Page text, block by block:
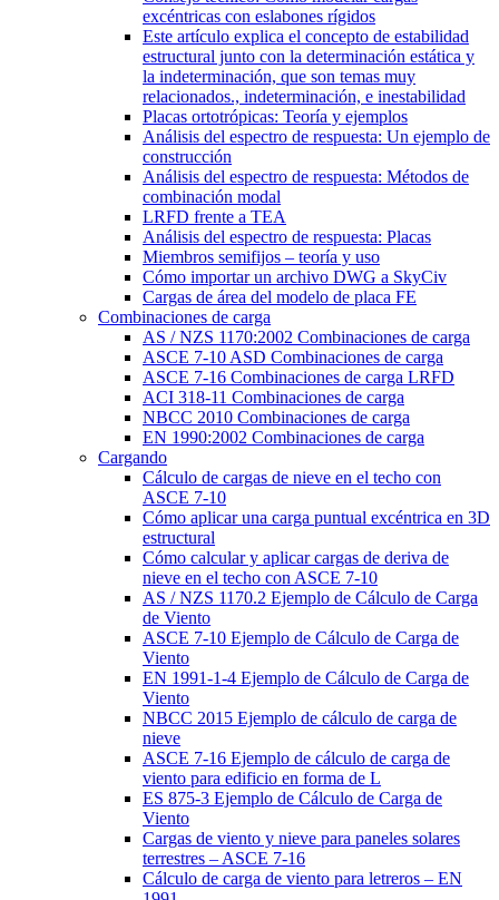
excéntricas con eslabones rígidos
Este artículo explica el concepto de estabilidad
estructural junto con la determinación estática y
la indeterminación, que son temas muy
relacionados., indeterminación, e inestabilidad
Placas ortotrópicas: Teoría y ejemplos
Análisis del espectro de respuesta: Un ejemplo de
construcción
Análisis del espectro de respuesta: Métodos de
combinación modal
LRFD frente a TEA
Análisis del espectro de respuesta: Placas
Miembros semifijos – teoría y uso
Cómo importar un archivo DWG a SkyCiv
Cargas de área del modelo de placa FE
Combinaciones de carga
AS / NZS 1170:2002 Combinaciones de carga
ASCE 7-10 ASD Combinaciones de carga
ASCE 7-16 Combinaciones de carga LRFD
ACI 318-11 Combinaciones de carga
NBCC 2010 Combinaciones de carga
EN 1990:2002 Combinaciones de carga
Cargando
Cálculo de cargas de nieve en el techo con
ASCE 7-10
Cómo aplicar una carga puntual excéntrica en 3D
estructural
Cómo calcular y aplicar cargas de deriva de
nieve en el techo con ASCE 7-10
AS / NZS 1170.2 Ejemplo de Cálculo de Carga
de Viento
ASCE 7-10 Ejemplo de Cálculo de Carga de
Viento
EN 1991-1-4 Ejemplo de Cálculo de Carga de
Viento
NBCC 2015 Ejemplo de cálculo de carga de
nieve
ASCE 7-16 Ejemplo de cálculo de carga de
viento para edificio en forma de L
ES 875-3 Ejemplo de Cálculo de Carga de
Viento
Cargas de viento y nieve para paneles solares
terrestres – ASCE 7-16
Cálculo de carga de viento para letreros – EN